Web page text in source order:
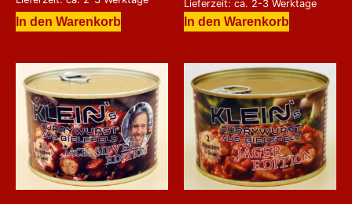
In den Warenkorb
Lieferzeit: ca. 2-3 Werktage
In den Warenkorb